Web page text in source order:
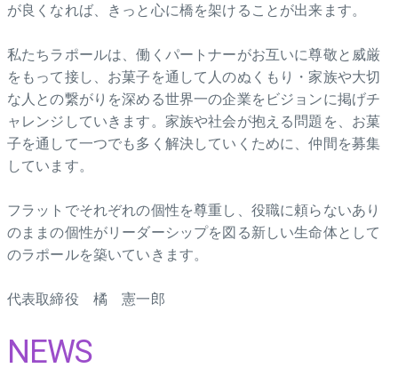
が良くなれば、きっと心に橋を架けることが出来ます。
私たちラポールは、働くパートナーがお互いに尊敬と威厳
をもって接し、お菓子を通して人のぬくもり・家族や大切
な人との繋がりを深める世界一の企業をビジョンに掲げチ
ャレンジしていきます。家族や社会が抱える問題を、お菓
子を通して一つでも多く解決していくために、仲間を募集
しています。
フラットでそれぞれの個性を尊重し、役職に頼らないあり
のままの個性がリーダーシップを図る新しい生命体として
のラポールを築いていきます。
代表取締役 橘 憲一郎
NEWS